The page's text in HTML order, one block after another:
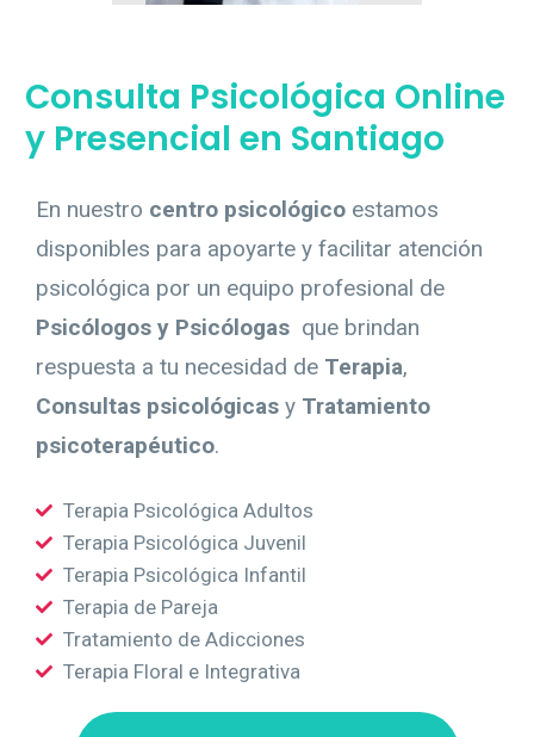
Consulta Psicológica Online
y Presencial en Santiago
En nuestro centro psicológico estamos
disponibles para apoyarte y facilitar atención
psicológica por un equipo profesional de
Psicólogos y Psicólogas que brindan
respuesta a tu necesidad de Terapia,
Consultas psicológicas y Tratamiento
psicoterapéutico.
Terapia Psicológica Adultos
Terapia Psicológica Juvenil
Terapia Psicológica Infantil
Terapia de Pareja
Tratamiento de Adicciones
Terapia Floral e Integrativa